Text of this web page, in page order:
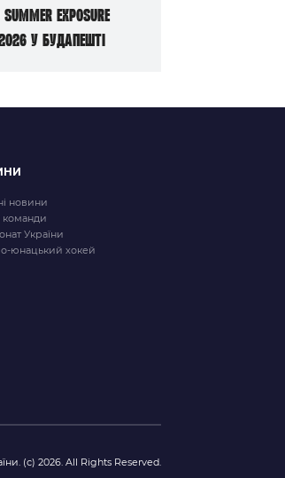
Exposure
у Будапешті
новини
команди
України
юнацький хокей
(с) 2026. All Rights Reserved.